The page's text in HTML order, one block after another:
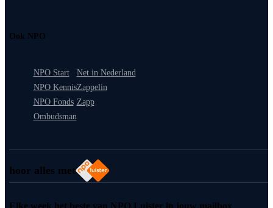
hoor alles met
Ook NPO
NPO Start
NPO Kennis
NPO Fonds
Ombudsman
Net in Nederland
Zappelin
Zapp
Elke week het beste van NPO Luister in jouw mailbox